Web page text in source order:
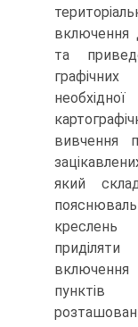
включення
та
вивчення
який
креслень
пунктів